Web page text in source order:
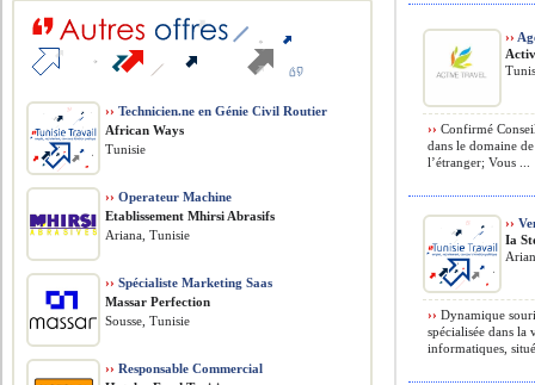
››
›› Confirmé
dans le domaine
l’étranger; Vous ...
››
Ia
›› Dynamique
spécialisée dans la
informatiques,
›› Technicien.ne en Génie Civil Routier
African Ways
Tunisie
›› Operateur Machine
Etablissement Mhirsi Abrasifs
Ariana, Tunisie
›› Spécialiste Marketing Saas
Massar Perfection
Sousse, Tunisie
›› Responsable Commercial